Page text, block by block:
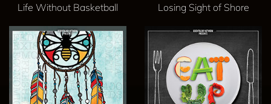
Life Without Basketball Losing Sight of Shore